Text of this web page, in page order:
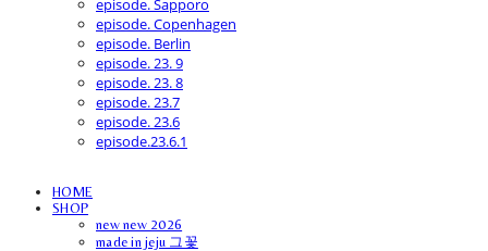
episode. Sapporo
episode. Copenhagen
episode. Berlin
episode. 23. 9
episode. 23. 8
episode. 23.7
episode. 23.6
episode.23.6.1
HOME
SHOP
new new 2026
made in jeju 그꽃